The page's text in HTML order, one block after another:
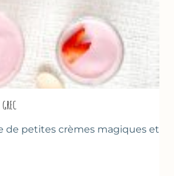
de petites crèmes magiques et